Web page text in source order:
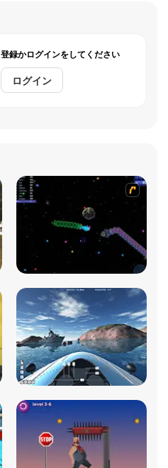
録かログインをしてください
ログイン